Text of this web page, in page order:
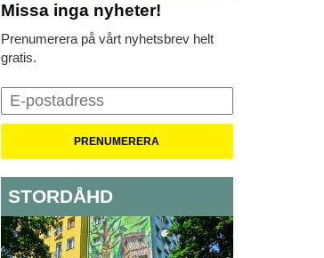
Missa inga nyheter!
Prenumerera på vårt nyhetsbrev helt
gratis.
STORDÅHD